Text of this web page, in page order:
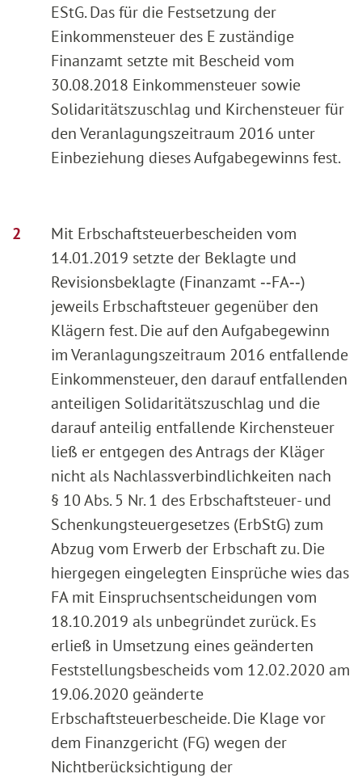
EStG. Das für die Festsetzung der
Einkommensteuer des E zuständige
Finanzamt setzte mit Bescheid vom
30.08.2018 Einkommensteuer sowie
Solidaritätszuschlag und Kirchensteuer für
den Veranlagungszeitraum 2016 unter
Einbeziehung dieses Aufgabegewinns fest.
Mit Erbschaftsteuerbescheiden vom
14.01.2019 setzte der Beklagte und
Revisionsbeklagte (Finanzamt ‑‑FA‑‑)
jeweils Erbschaftsteuer gegenüber den
Klägern fest. Die auf den Aufgabegewinn
im Veranlagungszeitraum 2016 entfallende
Einkommensteuer, den darauf entfallenden
anteiligen Solidaritätszuschlag und die
darauf anteilig entfallende Kirchensteuer
ließ er entgegen des Antrags der Kläger
nicht als Nachlassverbindlichkeiten nach
§ 10 Abs. 5 Nr. 1 des Erbschaftsteuer- und
Schenkungsteuergesetzes (ErbStG) zum
Abzug vom Erwerb der Erbschaft zu. Die
hiergegen eingelegten Einsprüche wies das
FA mit Einspruchsentscheidungen vom
18.10.2019 als unbegründet zurück. Es
erließ in Umsetzung eines geänderten
Feststellungsbescheids vom 12.02.2020 am
19.06.2020 geänderte
Erbschaftsteuerbescheide. Die Klage vor
dem Finanzgericht (FG) wegen der
Nichtberücksichtigung der